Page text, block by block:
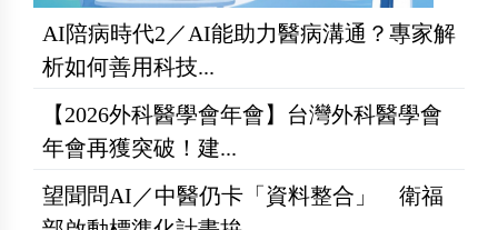
AI陪病時代2／AI能助力醫病溝通？專家解
析如何善用科技...
【2026外科醫學會年會】台灣外科醫學會
年會再獲突破！建...
望聞問AI／中醫仍卡「資料整合」 衛福